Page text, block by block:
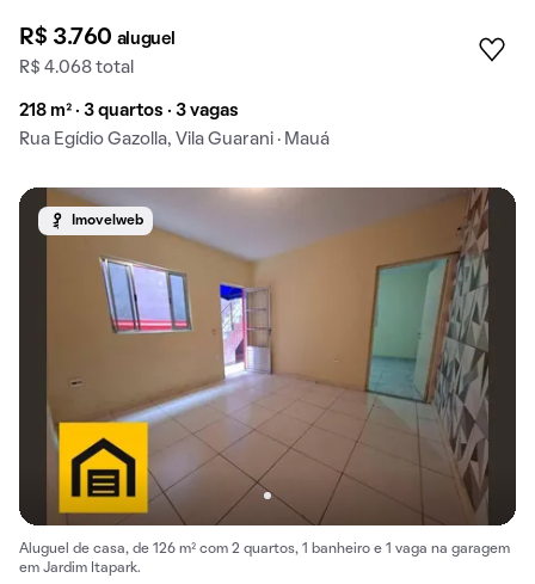
R$ 3.760 aluguel
R$ 4.068 total
218 m² · 3 quartos · 3 vagas
Rua Egídio Gazolla, Vila Guarani · Mauá
Imovelweb
Aluguel de casa, de 126 m² com 2 quartos, 1 banheiro e 1 vaga na garagem
em Jardim Itapark.